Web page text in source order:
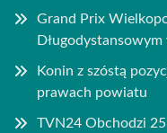
Grand Prix
Konin z szóstą
prawach powiatu
TVN24 Obchodzi